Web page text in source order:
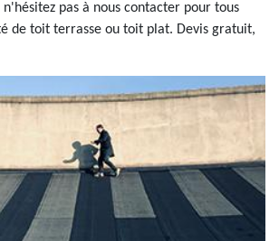
pas à nous contacter pour tous
de toit terrasse ou toit plat. Devis gratuit,